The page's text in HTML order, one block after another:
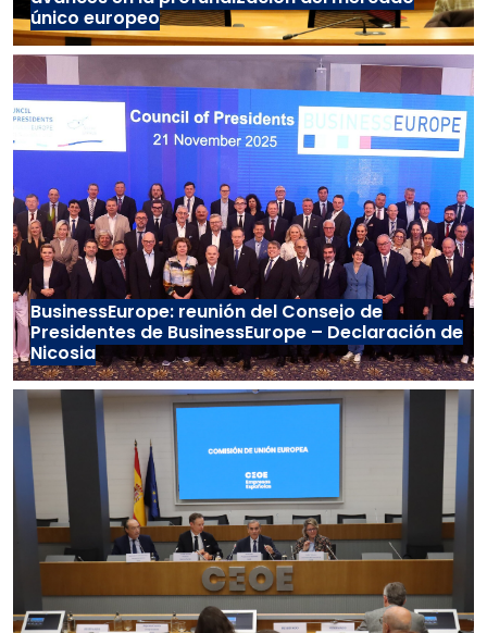
único europeo
BusinessEurope: reunión del Consejo de
Presidentes de BusinessEurope – Declaración de
Nicosia